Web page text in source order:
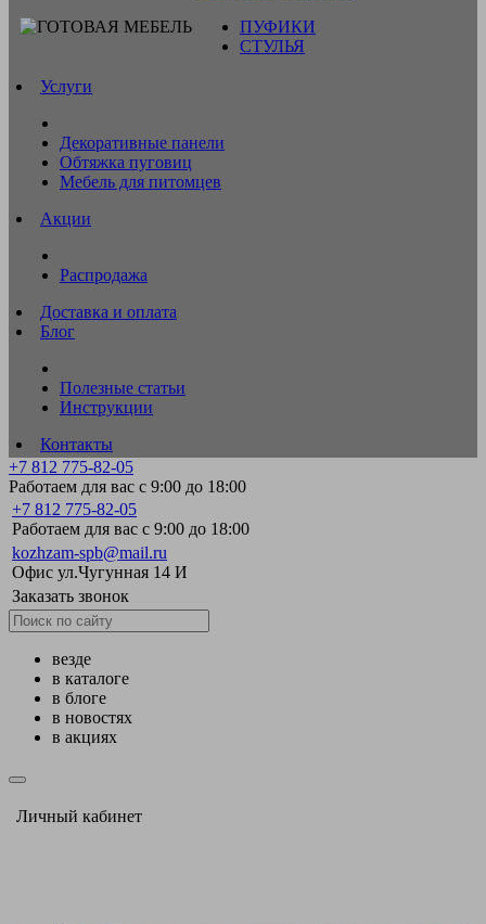
ПУФИКИ
СТУЛЬЯ
Услуги
Декоративные панели
Обтяжка пуговиц
Мебель для питомцев
Акции
Распродажа
Доставка и оплата
Блог
Полезные статьи
Инструкции
Контакты
+7 812 775-82-05
Работаем для вас с 9:00 до 18:00
+7 812 775-82-05
Работаем для вас с 9:00 до 18:00
kozhzam-spb@mail.ru
Офис ул.Чугунная 14 И
Заказать звонок
везде
в каталоге
в блоге
в новостях
в акциях
Личный кабинет